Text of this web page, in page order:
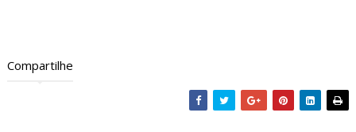
Compartilhe